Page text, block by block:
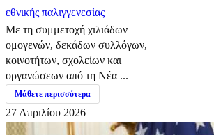
εθνικής παλιγγενεσίας
Με τη συμμετοχή χιλιάδων
ομογενών, δεκάδων συλλόγων,
κοινοτήτων, σχολείων και
οργανώσεων από τη Νέα ...
Μάθετε περισσότερα
27 Απριλίου 2026